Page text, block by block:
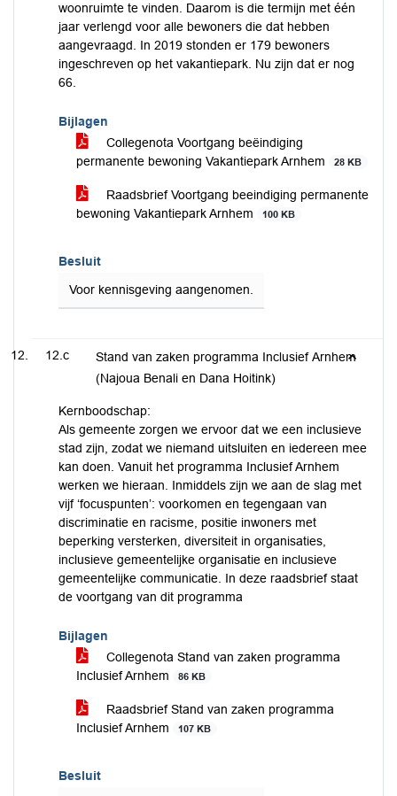
woonruimte te vinden. Daarom is die termijn met één
jaar verlengd voor alle bewoners die dat hebben
aangevraagd. In 2019 stonden er 179 bewoners
ingeschreven op het vakantiepark. Nu zijn dat er nog
66.
Bijlagen
Collegenota Voortgang beëindiging
permanente bewoning Vakantiepark Arnhem
28 KB
Raadsbrief Voortgang beeindiging permanente
bewoning Vakantiepark Arnhem
100 KB
Besluit
Voor kennisgeving aangenomen.
12.c
Stand van zaken programma Inclusief Arnhem
(Najoua Benali en Dana Hoitink)
Kernboodschap:
Als gemeente zorgen we ervoor dat we een inclusieve
stad zijn, zodat we niemand uitsluiten en iedereen mee
kan doen. Vanuit het programma Inclusief Arnhem
werken we hieraan. Inmiddels zijn we aan de slag met
vijf ‘focuspunten’: voorkomen en tegengaan van
discriminatie en racisme, positie inwoners met
beperking versterken, diversiteit in organisaties,
inclusieve gemeentelijke organisatie en inclusieve
gemeentelijke communicatie. In deze raadsbrief staat
de voortgang van dit programma
Bijlagen
Collegenota Stand van zaken programma
Inclusief Arnhem
86 KB
Raadsbrief Stand van zaken programma
Inclusief Arnhem
107 KB
Besluit